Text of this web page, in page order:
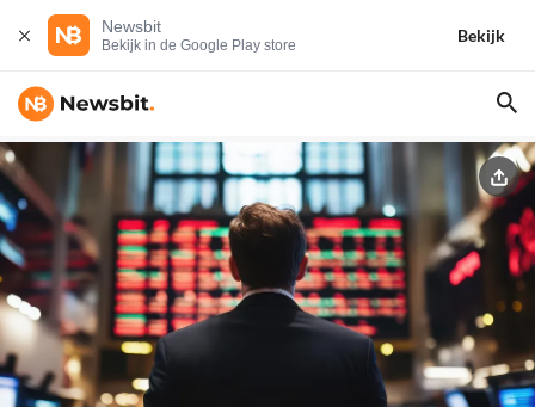
Newsbit
Bekijk in de Google Play store
Bekijk